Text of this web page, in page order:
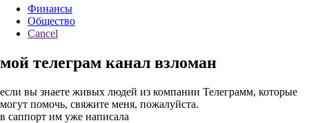
Финансы
Общество
Cancel
мой телеграм канал взломан
если вы знаете живых людей из компании Телеграмм, которые
могут помочь, свяжите меня, пожалуйста.
в саппорт им уже написала